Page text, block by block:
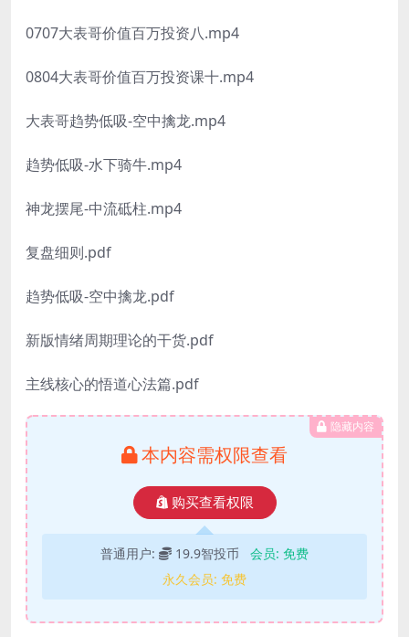
0707大表哥价值百万投资八.mp4
0804大表哥价值百万投资课十.mp4
大表哥趋势低吸-空中擒龙.mp4
趋势低吸-水下骑牛.mp4
神龙摆尾-中流砥柱.mp4
复盘细则.pdf
趋势低吸-空中擒龙.pdf
新版情绪周期理论的干货.pdf
主线核心的悟道心法篇.pdf
隐藏内容
本内容需权限查看
购买查看权限
普通用户: 19.9智投币 会员: 免费
永久会员: 免费